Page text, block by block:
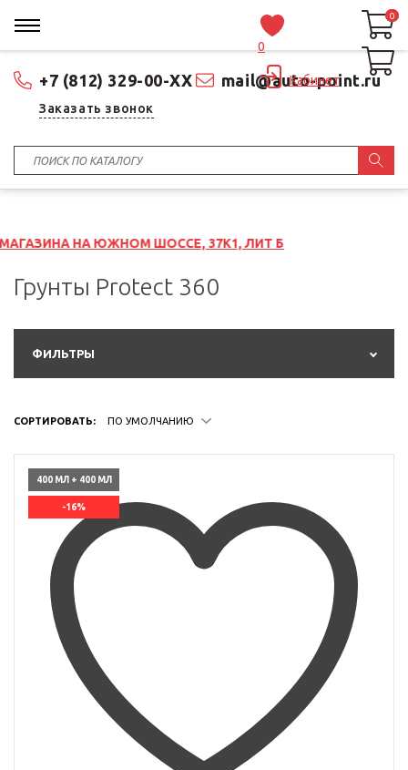
+7 (812) 329-00-XX mail@auto-point.ru
Заказать звонок
0
Кабинет
0
0
ЮЖНОМ ШОССЕ, 37К1, ЛИТ Б
Грунты Protect 360
ФИЛЬТРЫ
СОРТИРОВАТЬ: ПО УМОЛЧАНИЮ
400 МЛ + 400 МЛ
-16%